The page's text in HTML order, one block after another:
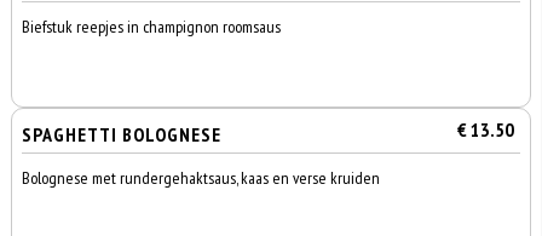
Biefstuk reepjes in champignon roomsaus
SPAGHETTI BOLOGNESE € 13.50
Bolognese met rundergehaktsaus, kaas en verse kruiden